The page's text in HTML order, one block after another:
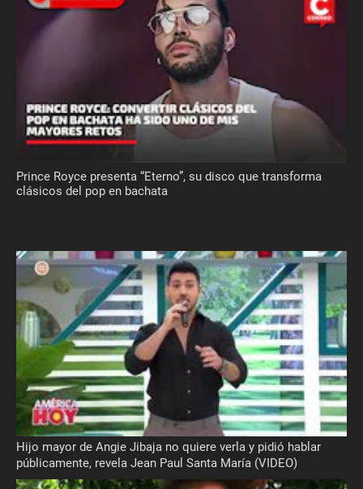
Prince Royce presenta “Eterno”, su disco que transforma
clásicos del pop en bachata
Hijo mayor de Angie Jibaja no quiere verla y pidió hablar
públicamente, revela Jean Paul Santa María (VIDEO)